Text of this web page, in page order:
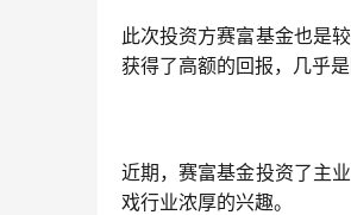
此次投资方赛富基金也是
获得了高额的回报，几乎
近期，赛富基金投资了主
戏行业浓厚的兴趣。